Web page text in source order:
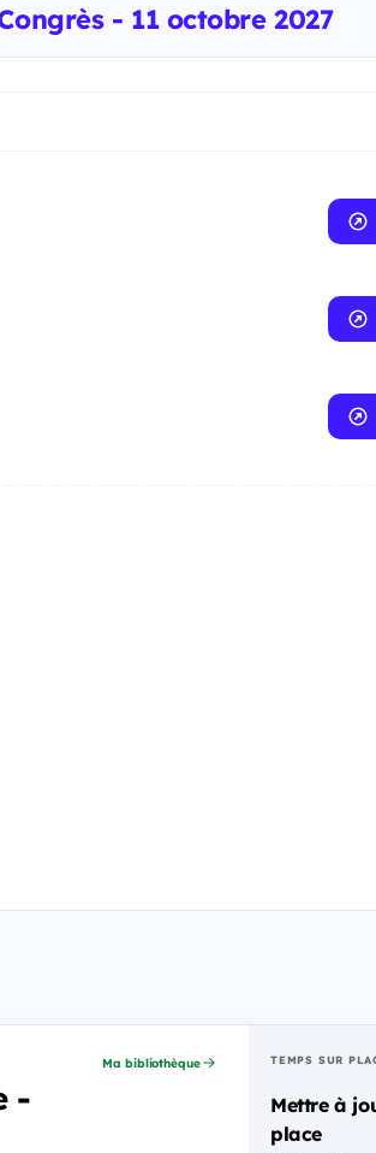
- 11 octobre 2027
-
Ma bibliothèque TEMPS SUR
Mettre à
place